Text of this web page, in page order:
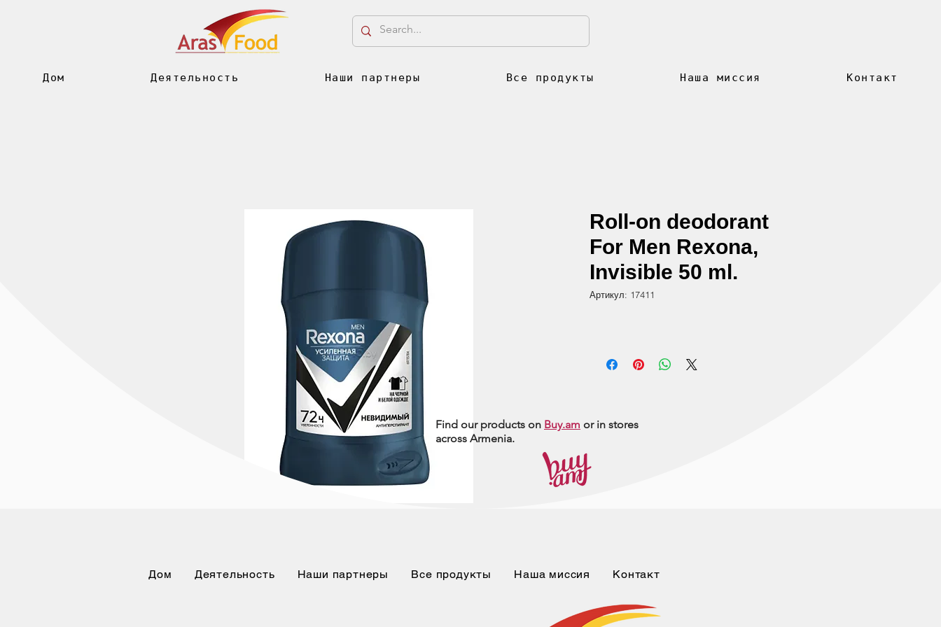
Дом Деятельность Наши партнеры Все продукты Наша миссия Контакт
Roll-on deodorant
For Men Rexona,
Invisible 50 ml.
Артикул: 17411
Find our products on Buy.am or in stores
across Armenia.
Дом Деятельность Наши партнеры Все продукты Наша миссия Контакт